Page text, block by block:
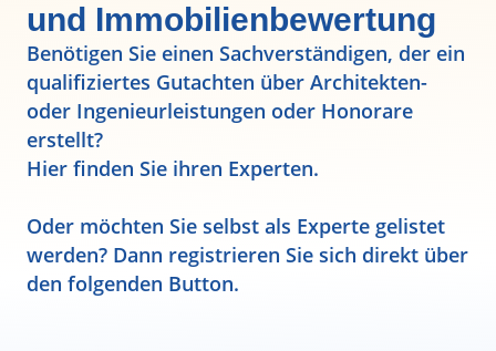
und Immobilienbewertung
Benötigen Sie einen Sachverständigen, der ein
qualifiziertes Gutachten über Architekten-
oder Ingenieurleistungen oder Honorare
erstellt?
Hier finden Sie ihren Experten.
Oder möchten Sie selbst als Experte gelistet
werden? Dann registrieren Sie sich direkt über
den folgenden Button.